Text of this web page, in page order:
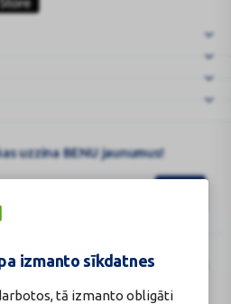
izmanto sīkdatnes
tā izmanto obligāti
uzzina BENU jaunumus!
un uz to attiecas „Google“